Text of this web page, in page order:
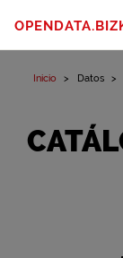
Inicio Datos